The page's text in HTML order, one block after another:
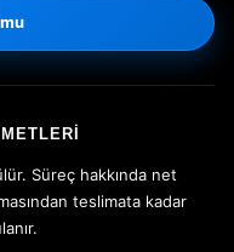
Süreç hakkında net
teslimata kadar